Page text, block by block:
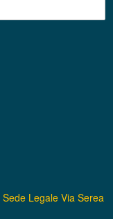
Sede Legale Via Serea